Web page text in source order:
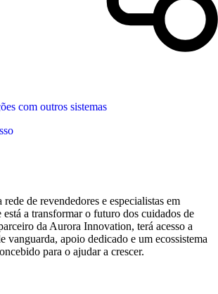
com outros sistemas
rede de revendedores e especialistas em
está a transformar o futuro dos cuidados de
da Aurora Innovation, terá acesso a
vanguarda, apoio dedicado e um ecossistema
para o ajudar a crescer.